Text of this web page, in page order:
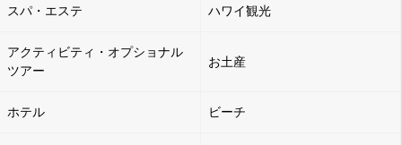
スパ・エステ ハワイ観光
アクティビティ・オプショナル
ツアー
お土産
ホテル ビーチ